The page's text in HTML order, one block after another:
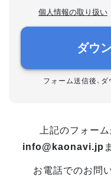
個人情報の取り扱い
ダウ
フォーム送信後、
上記のフォー
info@kaonavi.jp
お電話でのお問